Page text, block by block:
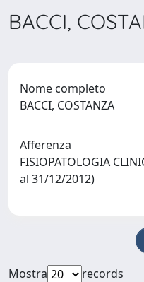
BACCI,
Nome completo
BACCI, COSTANZA
Afferenza
FISIOPATOLOGIA
al 31/12/2012)
Mostra
records